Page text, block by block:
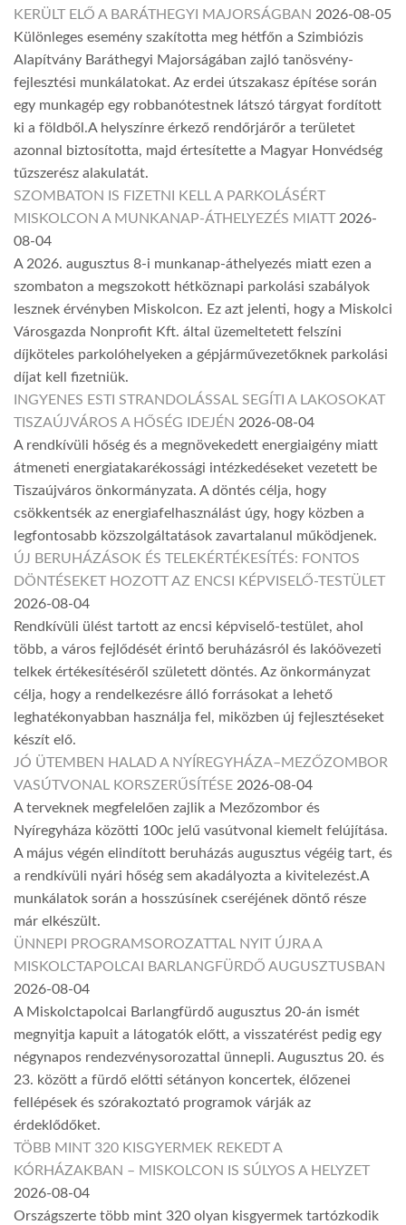
KERÜLT ELŐ A BARÁTHEGYI MAJORSÁGBAN 2026-08-05
Különleges esemény szakította meg hétfőn a Szimbiózis
Alapítvány Baráthegyi Majorságában zajló tanösvény-
fejlesztési munkálatokat. Az erdei útszakasz építése során
egy munkagép egy robbanótestnek látszó tárgyat fordított
ki a földből.A helyszínre érkező rendőrjárőr a területet
azonnal biztosította, majd értesítette a Magyar Honvédség
tűzszerész alakulatát.
SZOMBATON IS FIZETNI KELL A PARKOLÁSÉRT
MISKOLCON A MUNKANAP-ÁTHELYEZÉS MIATT 2026-
08-04
A 2026. augusztus 8-i munkanap-áthelyezés miatt ezen a
szombaton a megszokott hétköznapi parkolási szabályok
lesznek érvényben Miskolcon. Ez azt jelenti, hogy a Miskolci
Városgazda Nonprofit Kft. által üzemeltetett felszíni
díjköteles parkolóhelyeken a gépjárművezetőknek parkolási
díjat kell fizetniük.
INGYENES ESTI STRANDOLÁSSAL SEGÍTI A LAKOSOKAT
TISZAÚJVÁROS A HŐSÉG IDEJÉN 2026-08-04
A rendkívüli hőség és a megnövekedett energiaigény miatt
átmeneti energiatakarékossági intézkedéseket vezetett be
Tiszaújváros önkormányzata. A döntés célja, hogy
csökkentsék az energiafelhasználást úgy, hogy közben a
legfontosabb közszolgáltatások zavartalanul működjenek.
ÚJ BERUHÁZÁSOK ÉS TELEKÉRTÉKESÍTÉS: FONTOS
DÖNTÉSEKET HOZOTT AZ ENCSI KÉPVISELŐ-TESTÜLET
2026-08-04
Rendkívüli ülést tartott az encsi képviselő-testület, ahol
több, a város fejlődését érintő beruházásról és lakóövezeti
telkek értékesítéséről született döntés. Az önkormányzat
célja, hogy a rendelkezésre álló forrásokat a lehető
leghatékonyabban használja fel, miközben új fejlesztéseket
készít elő.
JÓ ÜTEMBEN HALAD A NYÍREGYHÁZA–MEZŐZOMBOR
VASÚTVONAL KORSZERŰSÍTÉSE 2026-08-04
A terveknek megfelelően zajlik a Mezőzombor és
Nyíregyháza közötti 100c jelű vasútvonal kiemelt felújítása.
A május végén elindított beruházás augusztus végéig tart, és
a rendkívüli nyári hőség sem akadályozta a kivitelezést.A
munkálatok során a hosszúsínek cseréjének döntő része
már elkészült.
ÜNNEPI PROGRAMSOROZATTAL NYIT ÚJRA A
MISKOLCTAPOLCAI BARLANGFÜRDŐ AUGUSZTUSBAN
2026-08-04
A Miskolctapolcai Barlangfürdő augusztus 20-án ismét
megnyitja kapuit a látogatók előtt, a visszatérést pedig egy
négynapos rendezvénysorozattal ünnepli. Augusztus 20. és
23. között a fürdő előtti sétányon koncertek, élőzenei
fellépések és szórakoztató programok várják az
érdeklődőket.
TÖBB MINT 320 KISGYERMEK REKEDT A
KÓRHÁZAKBAN – MISKOLCON IS SÚLYOS A HELYZET
2026-08-04
Országszerte több mint 320 olyan kisgyermek tartózkodik